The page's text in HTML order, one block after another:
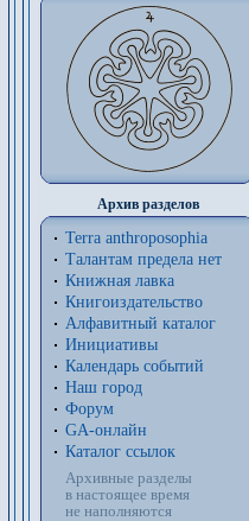
Архив разделов
Terra anthroposophia
Талантам предела нет
Книжная лавка
Книгоиздательство
Алфавитный каталог
Инициативы
Календарь событий
Наш город
Форум
GA-онлайн
Каталог ссылок
Архивные разделы
в настоящее время
не наполняются